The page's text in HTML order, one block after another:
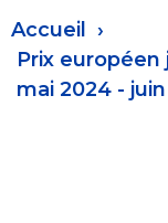
Fil
d'Ariane
Accueil
Prix européen
mai 2024 -